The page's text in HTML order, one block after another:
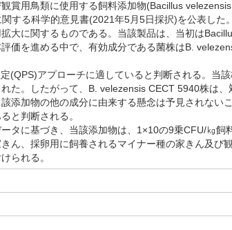
賞用鳥類に使用する飼料添加物(Bacillus
する科学的意見書(2021年5月5日採択)を公表した
大に関するものである。当該製品は、当初は
価を進める中で、有効成分である菌株はB.
(QPS)アプローチに適していると判断される。当
た。したがって、B. velezensis CECT 5940株は
添加物の他の成分に由来する懸念は予見されない
と判断される。
タに基づき、当該添加物は、1×10の9乗CFU/㎏飼
ん、採卵用に飼養されるマイナー種の家きん及び
られる。